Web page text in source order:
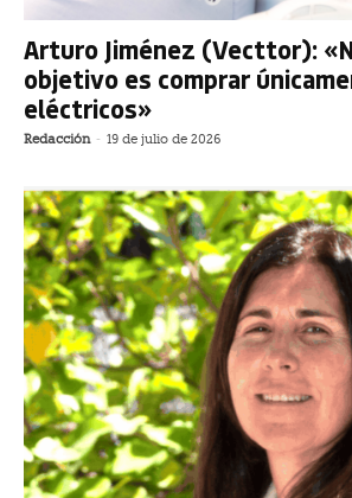
Arturo Jiménez (Vecttor):
objetivo es comprar
eléctricos»
Redacción - 19 de julio de 2026